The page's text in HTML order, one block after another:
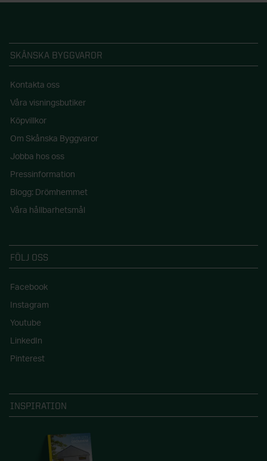
SKÅNSKA BYGGVAROR
Kontakta oss
Våra visningsbutiker
Köpvillkor
Om Skånska Byggvaror
Jobba hos oss
Pressinformation
Blogg: Drömhemmet
Våra hållbarhetsmål
FÖLJ OSS
Facebook
Instagram
Youtube
LinkedIn
Pinterest
INSPIRATION